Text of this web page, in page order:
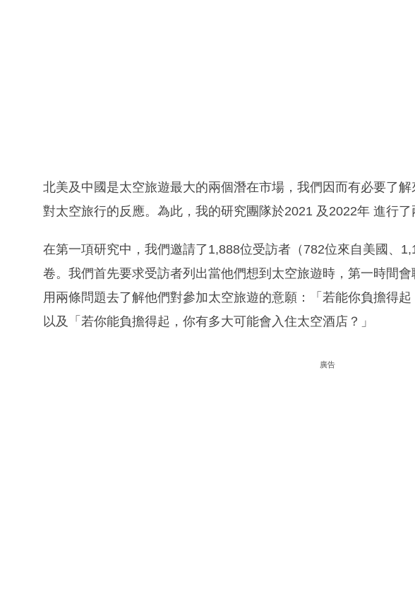
北美及中國是太空旅遊最大的兩個潛在市場，我們因而有必要了
對太空旅行的反應。為此，我的研究團隊於2021 及2022年 進行了
在第一項研究中，我們邀請了1,888位受訪者（782位來自美國、
卷。我們首先要求受訪者列出當他們想到太空旅遊時，第一時間
用兩條問題去了解他們對參加太空旅遊的意願：「若能你負擔得起
以及「若你能負擔得起，你有多大可能會入住太空酒店？」
廣告